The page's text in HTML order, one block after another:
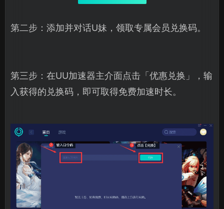
第二步：添加并对话U妹，领取专属会员兑换码。
第三步：在UU加速器主介面点击「优惠兑换」，输
入获得的兑换码，即可取得免费加速时长。